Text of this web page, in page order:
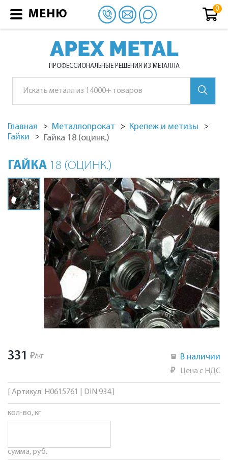
APEX METAL
ПРОФЕССИОНАЛЬНЫЕ РЕШЕНИЯ ИЗ МЕТАЛЛА
Главная Металлопрокат
Крепеж и метизы
Гайки
Гайка 18 (оцинк.)
ГАЙКА 18 (ОЦИНК.)
331 ₽/кг В наличии
₽ Цена с НДС
[ Артикул: Н0615761 | DIN 934 ]
кол-во, кг
сумма, руб.
МЕНЮ